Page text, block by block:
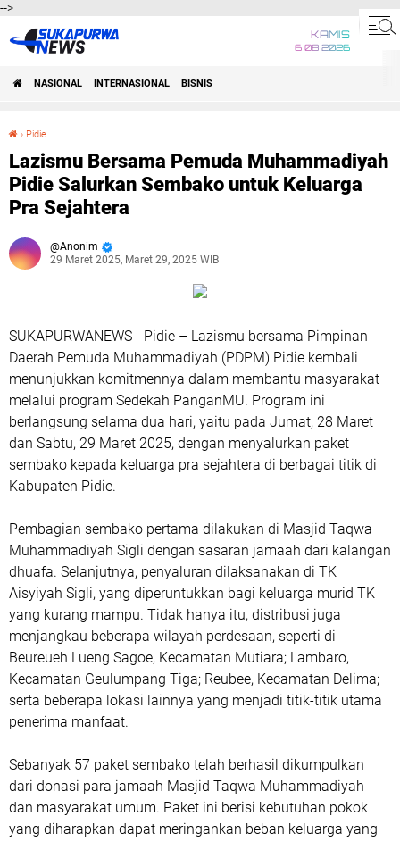
-->
KAMIS
6 08 2026
NASIONAL INTERNASIONAL BISNIS
› Pidie
Lazismu Bersama Pemuda Muhammadiyah
Pidie Salurkan Sembako untuk Keluarga
Pra Sejahtera
Anonim
29 Maret 2025, Maret 29, 2025 WIB
SUKAPURWANEWS - Pidie – Lazismu bersama Pimpinan
Daerah Pemuda Muhammadiyah (PDPM) Pidie kembali
menunjukkan komitmennya dalam membantu masyarakat
melalui program Sedekah PanganMU. Program ini
berlangsung selama dua hari, yaitu pada Jumat, 28 Maret
dan Sabtu, 29 Maret 2025, dengan menyalurkan paket
sembako kepada keluarga pra sejahtera di berbagai titik di
Kabupaten Pidie.
Pembagian sembako pertama dilakukan di Masjid Taqwa
Muhammadiyah Sigli dengan sasaran jamaah dari kalangan
dhuafa. Selanjutnya, penyaluran dilaksanakan di TK
Aisyiyah Sigli, yang diperuntukkan bagi keluarga murid TK
yang kurang mampu. Tidak hanya itu, distribusi juga
menjangkau beberapa wilayah perdesaan, seperti di
Beureueh Lueng Sagoe, Kecamatan Mutiara; Lambaro,
Kecamatan Geulumpang Tiga; Reubee, Kecamatan Delima;
serta beberapa lokasi lainnya yang menjadi titik-titik utama
penerima manfaat.
Sebanyak 57 paket sembako telah berhasil dikumpulkan
dari donasi para jamaah Masjid Taqwa Muhammadiyah
dan masyarakat umum. Paket ini berisi kebutuhan pokok
yang diharapkan dapat meringankan beban keluarga yang